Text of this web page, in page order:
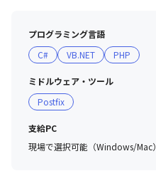
プログラミング言語
C#
VB.NET PHP
ミドルウェア・ツール
Postfix
支給PC
現場で選択可能（Windows/Mac）